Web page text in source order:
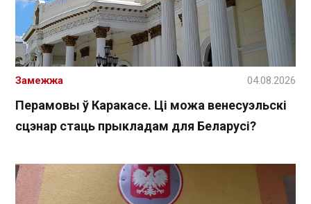
Перамовы ў Каракасе. Ці можа венесуэльскі
сцэнар стаць прыкладам для Беларусі?
Замежжа 04.08.2026